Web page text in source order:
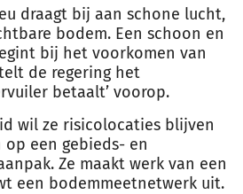
draagt bij aan schone lucht,
bodem. Een schoon en
bij het voorkomen van
de regering het
betaalt’ voorop.
wil ze risicolocaties blijven
een gebieds- en
Ze maakt werk van een
een bodemmeetnetwerk uit.